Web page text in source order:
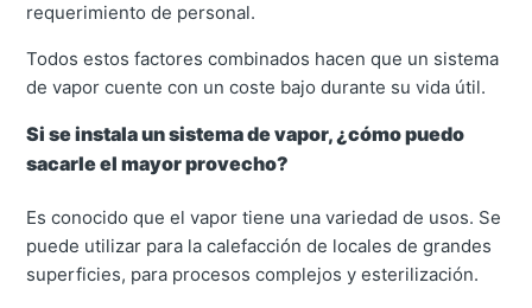
requerimiento de personal.
Todos estos factores combinados hacen que un sistema
de vapor cuente con un coste bajo durante su vida útil.
Si se instala un sistema de vapor, ¿cómo puedo
sacarle el mayor provecho?
Es conocido que el vapor tiene una variedad de usos. Se
puede utilizar para la calefacción de locales de grandes
superficies, para procesos complejos y esterilización.